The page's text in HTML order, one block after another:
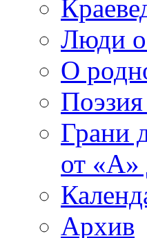
Люди
О
Грани
от «А»
Архив